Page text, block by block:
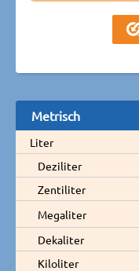
Metrisch
Liter
Deziliter
Zentiliter
Megaliter
Dekaliter
Kiloliter